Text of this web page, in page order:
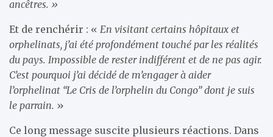
ancêtres. »
Et de renchérir : « En visitant certains hôpitaux et
orphelinats, j’ai été profondément touché par les réalités
du pays. Impossible de rester indifférent et de ne pas agir.
C’est pourquoi j’ai décidé de m’engager à aider
l’orphelinat “Le Cris de l’orphelin du Congo” dont je suis
le parrain. »
Ce long message suscite plusieurs réactions. Dans